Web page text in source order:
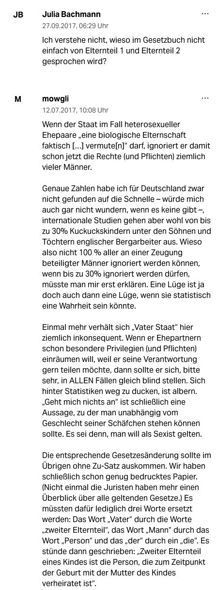
JB Julia Bachmann
27.09.2017, 06:29 Uhr
Ich verstehe nicht, wieso im Gesetzbuch nicht
einfach von Elternteil 1 und Elternteil 2
gesprochen wird?
M mowgli
12.07.2017, 10:08 Uhr
Wenn der Staat im Fall heterosexueller
Ehepaare „eine biologische Elternschaft
faktisch […] vermute[n]“ darf, ignoriert er damit
schon jetzt die Rechte (und Pflichten) ziemlich
vieler Männer.
Genaue Zahlen habe ich für Deutschland zwar
nicht gefunden auf die Schnelle – würde mich
auch gar nicht wundern, wenn es keine gibt –,
internationale Studien gehen aber wohl von bis
zu 30% Kuckuckskindern unter den Söhnen und
Töchtern englischer Bergarbeiter aus. Wieso
also nicht 100 % aller an einer Zeugung
beteiligter Männer ignoriert werden können,
wenn bis zu 30% ignoriert werden dürfen,
müsste man mir erst erklären. Eine Lüge ist ja
doch auch dann eine Lüge, wenn sie statistisch
eine Wahrheit sein könnte.
Einmal mehr verhält sich „Vater Staat“ hier
ziemlich inkonsequent. Wenn er Ehepartnern
schon besondere Privilegien (und Pflichten)
einräumen will, weil er seine Verantwortung
gern teilen möchte, dann sollte er sich, bitte
sehr, in ALLEN Fällen gleich blind stellen. Sich
hinter Statistiken weg zu ducken, ist albern.
„Geht mich nichts an“ ist schließlich eine
Aussage, zu der man unabhängig vom
Geschlecht seiner Schäfchen stehen können
sollte. Es sei denn, man will als Sexist gelten.
Die entsprechende Gesetzesänderung sollte im
Übrigen ohne Zu-Satz auskommen. Wir haben
schließlich schon genug bedrucktes Papier.
(Nicht einmal die Juristen haben mehr einen
Überblick über alle geltenden Gesetze.) Es
müssten dafür lediglich drei Worte ersetzt
werden: Das Wort „Vater“ durch die Worte
„zweiter Elternteil“, das Wort „Mann“ durch das
Wort „Person“ und das „der“ durch ein „die“. Es
stünde dann geschrieben: „Zweiter Elternteil
eines Kindes ist die Person, die zum Zeitpunkt
der Geburt mit der Mutter des Kindes
verheiratet ist“.